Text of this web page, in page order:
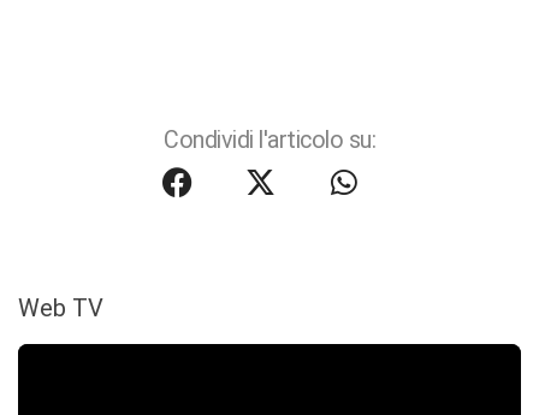
Condividi l'articolo su:
Web TV